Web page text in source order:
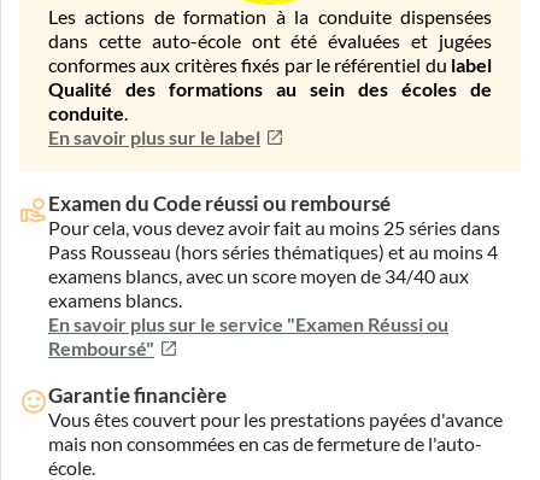
Les actions de formation à la conduite dispensées
dans cette auto-école ont été évaluées et jugées
conformes aux critères fixés par le référentiel du label
Qualité des formations au sein des écoles de
conduite.
En savoir plus sur le label
Examen du Code réussi ou remboursé
Pour cela, vous devez avoir fait au moins 25 séries dans
Pass Rousseau (hors séries thématiques) et au moins 4
examens blancs, avec un score moyen de 34/40 aux
examens blancs.
En savoir plus sur le service "Examen Réussi ou
Remboursé"
Garantie financière
Vous êtes couvert pour les prestations payées d'avance
mais non consommées en cas de fermeture de l'auto-
école.